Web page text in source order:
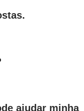
ajudar minha